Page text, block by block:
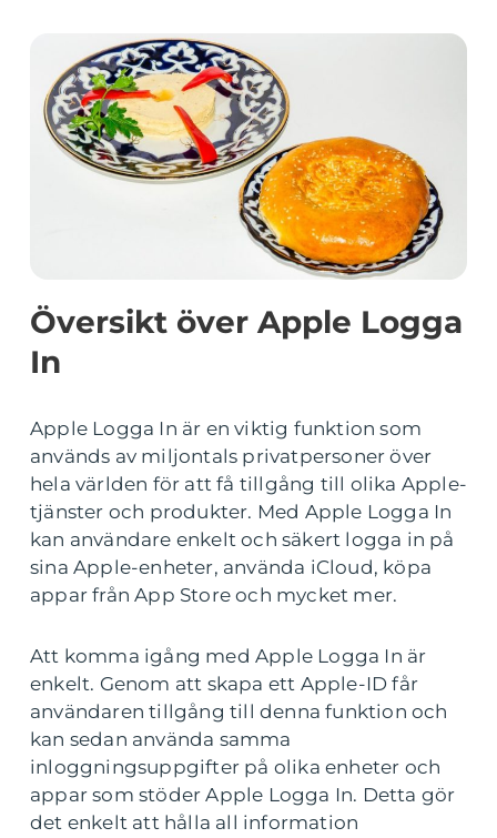
Översikt över Apple Logga
In
Apple Logga In är en viktig funktion som
används av miljontals privatpersoner över
hela världen för att få tillgång till olika Apple-
tjänster och produkter. Med Apple Logga In
kan användare enkelt och säkert logga in på
sina Apple-enheter, använda iCloud, köpa
appar från App Store och mycket mer.
Att komma igång med Apple Logga In är
enkelt. Genom att skapa ett Apple-ID får
användaren tillgång till denna funktion och
kan sedan använda samma
inloggningsuppgifter på olika enheter och
appar som stöder Apple Logga In. Detta gör
det enkelt att hålla all information